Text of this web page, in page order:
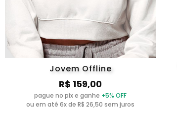
Jovem Offline
R$ 159,00
pague no pix e ganhe +5% OFF
ou em até 6x de R$ 26,50 sem juros